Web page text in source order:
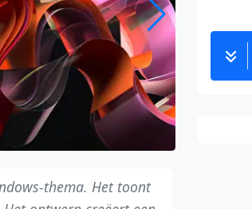
thema. Het toont